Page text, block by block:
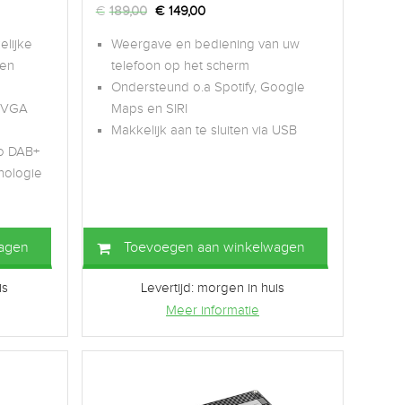
DAB+
€ 189,00 € 149,00
Weergave en bediening van uw
telefoon op het scherm
Ondersteund o.a Spotify, Google
Maps en SIRI
Makkelijk aan te sluiten via USB
Toevoegen aan winkelwagen
Levertijd: morgen in huis
Meer informatie